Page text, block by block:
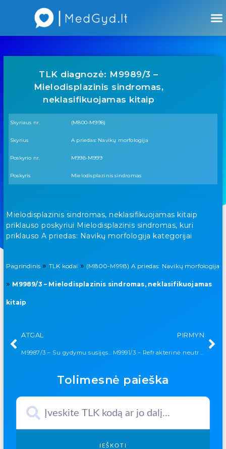
TLK diagnozė: M9989/3 –
Mielodisplazinis sindromas,
neklasifikuojamas kitaip
Skyriaus nr. (M800-M998)
Skyrius A priedas: Navikų morfologija
Poskyrio nr. M998-M999
Poskyris Mielodisplazinis sindromas
Mielodisplazinis sindromas, neklasifikuojamas kitaip
priklauso poskyriui Mielodisplazinis sindromas, kuri
priklauso A priedas: Navikų morfologija kategorijai
Pagrindinis » TLK kodai » (M800-M998) A priedas: Navikų morfologija
» M9989/3 – Mielodisplazinis sindromas, neklasifikuojamas
kitaip
ATGAL
M9987/3 – Su gydymu susijęs mielodisplazinis sindromas, neklasifikuojamas kitaip
PIRMYN
M9991/3 – Refrakterinė neutropenija
Tolimesnė paieška
IEŠKOTI